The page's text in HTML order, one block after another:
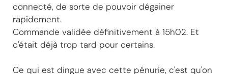
connecté, de sorte de pouvoir dégainer
rapidement.
Commande validée définitivement à 15h02. Et
c'était déjà trop tard pour certains.
Ce qui est dingue avec cette pénurie, c'est qu'on